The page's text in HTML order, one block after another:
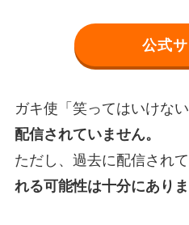
公式
ガキ使「笑ってはいけな
配信されていません。
ただし、過去に配信されて
れる可能性は十分にありま